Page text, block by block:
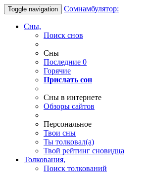
Toggle navigation Сомнамбулятор:
Сны,
Поиск снов
Сны
Последние 0
Горячие
Прислать сон
Сны в интернете
Обзоры сайтов
Персональное
Твои сны
Ты толковал(а)
Твой рейтинг сновидца
Толкования,
Поиск толкований